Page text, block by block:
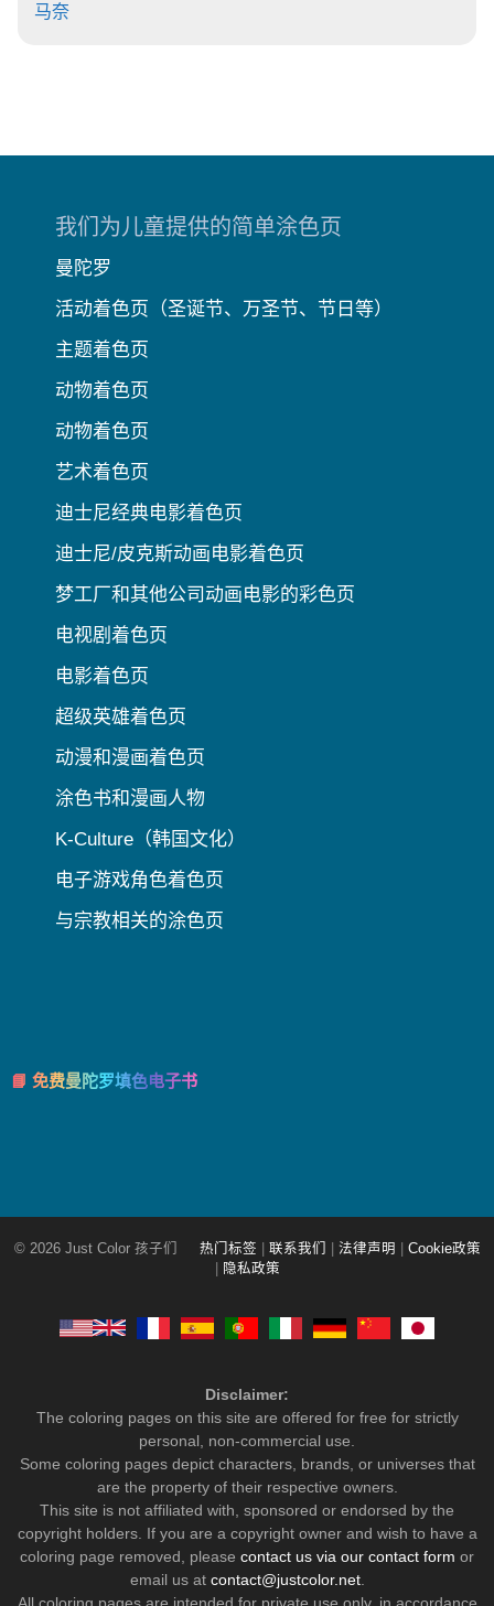
马奈
我们为儿童提供的简单涂色页
曼陀罗
活动着色页（圣诞节、万圣节、节日等）
主题着色页
动物着色页
动物着色页
艺术着色页
迪士尼经典电影着色页
迪士尼/皮克斯动画电影着色页
梦工厂和其他公司动画电影的彩色页
电视剧着色页
电影着色页
超级英雄着色页
动漫和漫画着色页
涂色书和漫画人物
K-Culture（韩国文化）
电子游戏角色着色页
与宗教相关的涂色页
📘 免费曼陀罗填色电子书
© 2026 Just Color 孩子们 热门标签 联系我们 法律声明
Cookie政策
隐私政策
Disclaimer:
The coloring pages on this site are offered for free for strictly
personal, non-commercial use.
Some coloring pages depict characters, brands, or universes that
are the property of their respective owners.
This site is not affiliated with, sponsored or endorsed by the
copyright holders. If you are a copyright owner and wish to have a
coloring page removed, please contact us via our contact form or
email us at contact@justcolor.net.